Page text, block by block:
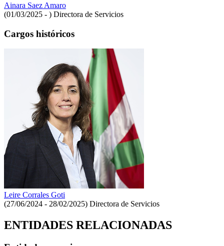
Ainara Saez Amaro
(01/03/2025 - ) Directora de Servicios
Cargos históricos
Leire Corrales Goti
(27/06/2024 - 28/02/2025) Directora de Servicios
ENTIDADES RELACIONADAS